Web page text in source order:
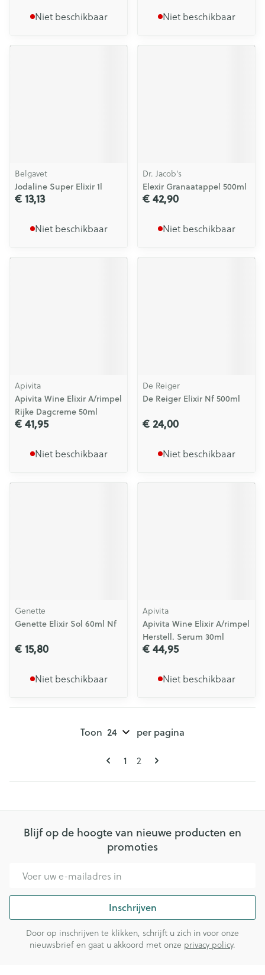
Niet beschikbaar Niet beschikbaar
Belgavet
Jodaline Super Elixir 1l
€ 13,13
Niet beschikbaar
Dr. Jacob's
Elexir Granaatappel 500ml
€ 42,90
Niet beschikbaar
Apivita
Apivita Wine Elixir A/rimpel
Rijke Dagcreme 50ml
€ 41,95
Niet beschikbaar
De Reiger
De Reiger Elixir Nf 500ml
€ 24,00
Niet beschikbaar
Genette
Genette Elixir Sol 60ml Nf
€ 15,80
Niet beschikbaar
Apivita
Apivita Wine Elixir A/rimpel
Herstell. Serum 30ml
€ 44,95
Niet beschikbaar
Pagina's
U lees momenteel pagina
1 Pagina
2
Toon per pagina
Blijf op de hoogte van nieuwe producten en
promoties
Inschrijven
Door op inschrijven te klikken, schrijft u zich in voor onze
nieuwsbrief en gaat u akkoord met onze privacy policy.